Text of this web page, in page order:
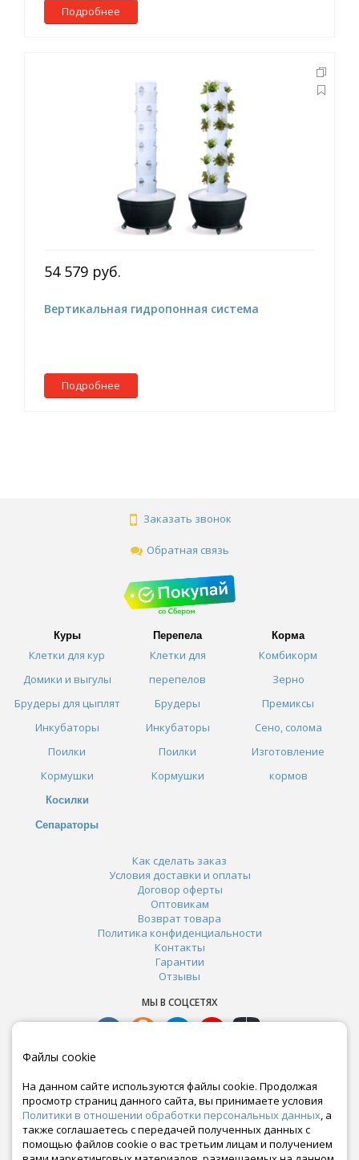
Подробнее
54 579 руб.
Вертикальная гидропонная система
Подробнее
Заказать звонок
Обратная связь
Куры
Клетки для кур
Домики и выгулы
Брудеры для цыплят
Инкубаторы
Поилки
Кормушки
Косилки
Сепараторы
Перепела
Клетки для
перепелов
Брудеры
Инкубаторы
Поилки
Кормушки
Корма
Комбикорм
Зерно
Премиксы
Сено, солома
Изготовление
кормов
Как сделать заказ
Условия доставки и оплаты
Договор оферты
Оптовикам
Возврат товара
Политика конфиденциальности
Контакты
Гарантии
Отзывы
МЫ В СОЦСЕТЯХ
Файлы cookie
На данном сайте используются файлы cookie. Продолжая
просмотр страниц данного сайта, вы принимаете условия
Политики в отношении обработки персональных данных, а
также соглашаетесь с передачей полученных данных с
помощью файлов cookie о вас третьим лицам и получением